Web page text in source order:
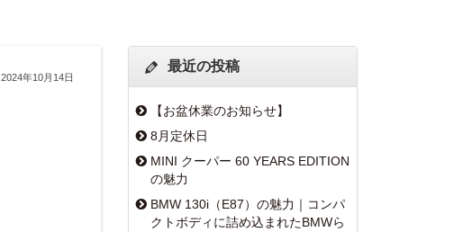
2024年10月14日
最近の投稿
【お盆休業のお知らせ】
8月定休日
MINI クーパー 60 YEARS EDITION
の魅力
BMW 130i（E87）の魅力｜コンパ
クトボディに詰め込まれたBMWら